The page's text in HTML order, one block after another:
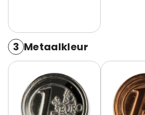
3 Metaalkleur